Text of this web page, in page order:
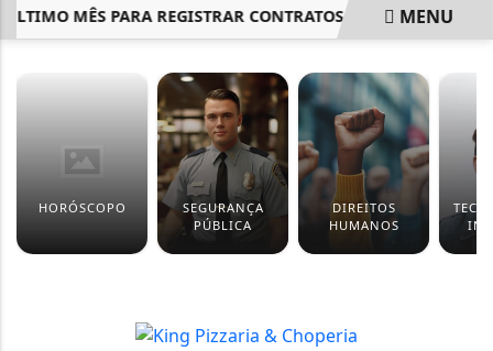
MÊS PARA REGISTRAR CONTRATOS DE LOCAÇÃO COM
MENU
HORÓSCOPO
SEGURANÇA
PÚBLICA
DIREITOS
HUMANOS